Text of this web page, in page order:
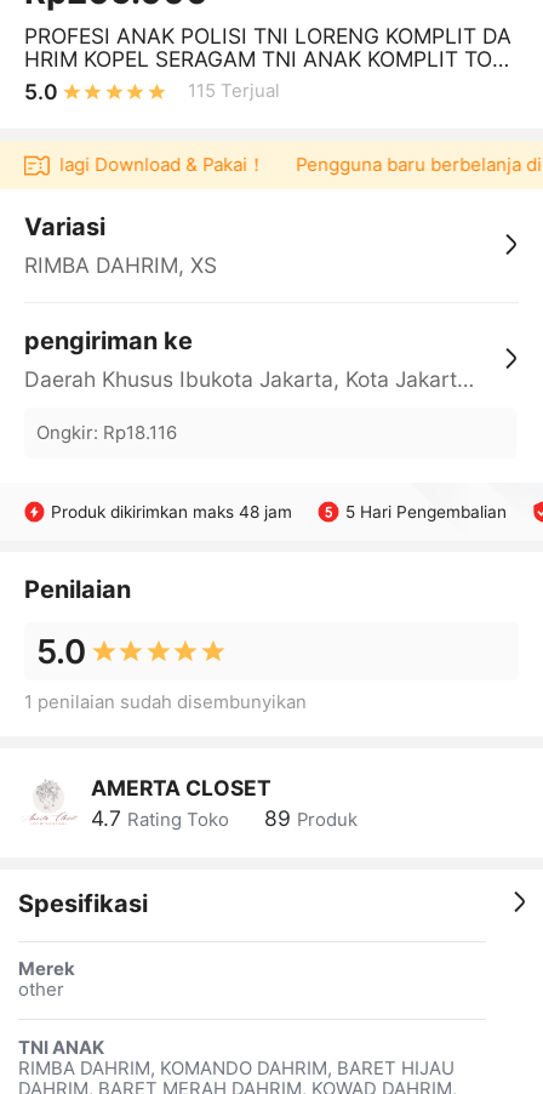
PROFESI ANAK POLISI TNI LORENG KOMPLIT DA
HRIM KOPEL SERAGAM TNI ANAK KOMPLIT TOPI
RIMBA KOMANDO BARET MERAH BARET HIJAU
5.0 115 Terjual
Download & Pakai！ Pengguna baru berbelanja di
Variasi
RIMBA DAHRIM, XS
pengiriman ke
Daerah Khusus Ibukota Jakarta, Kota Jakarta Barat, Cengkareng, yy
Ongkir: Rp18.116
Produk dikirimkan maks 48 jam 5 Hari Pengembalian
Penilaian
5.0
1 penilaian sudah disembunyikan
AMERTA CLOSET
4.7 Rating Toko 89 Produk
Spesifikasi
Merek
other
TNI ANAK
RIMBA DAHRIM, KOMANDO DAHRIM, BARET HIJAU
DAHRIM, BARET MERAH DAHRIM, KOWAD DAHRIM,